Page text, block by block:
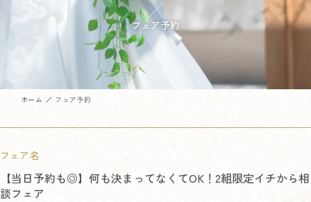
フェア予約
ホーム フェア予約
フェア名
【当日予約も◎】何も決まってなくてOK！2組限定イチから相
談フェア